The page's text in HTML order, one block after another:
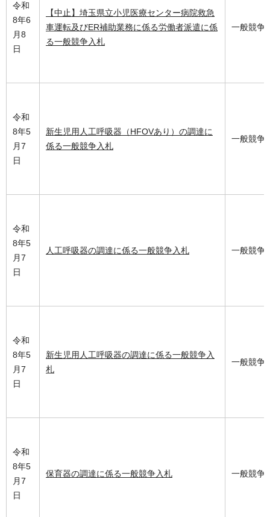
令和
8年6
月8
日
【中止】埼玉県立小児医療センター病院救急
車運転及びER補助業務に係る労働者派遣に係
る一般競争入札
一般競争
令和
8年5
月7
日
新生児用人工呼吸器（HFOVあり）の調達に
係る一般競争入札
一般競争
令和
8年5
月7
日
人工呼吸器の調達に係る一般競争入札 一般競争
令和
8年5
月7
日
新生児用人工呼吸器の調達に係る一般競争入
札
一般競争
令和
8年5
月7
日
保育器の調達に係る一般競争入札 一般競争